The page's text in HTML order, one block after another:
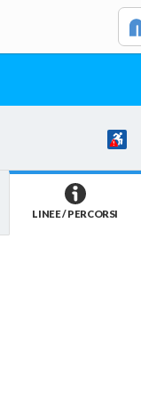
LINEE / PERCORSI